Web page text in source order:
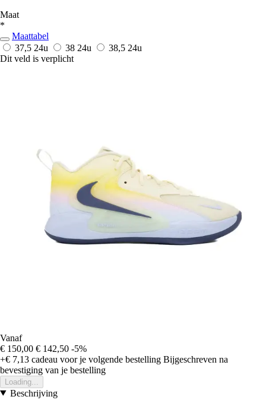
Maat
*
Maattabel
37,5 24u 38 24u 38,5 24u
Dit veld is verplicht
Vanaf
€ 150,00 € 142,50 -5%
+€ 7,13 cadeau voor je volgende bestelling Bijgeschreven na
bevestiging van je bestelling
Loading...
Beschrijving